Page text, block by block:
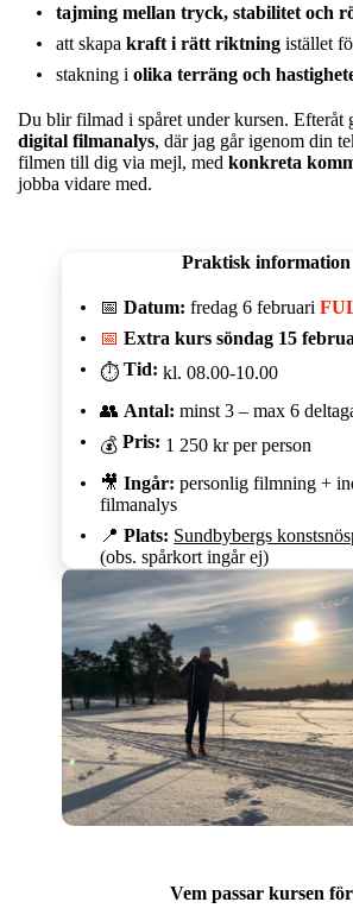
tajming mellan tryck, stabilitet och
att skapa kraft i rätt riktning istället
stakning i olika terräng och
Du blir filmad i spåret under kursen. Efteråt
digital filmanalys, där jag går igenom din
filmen till dig via mejl, med konkreta
jobba vidare med.
Praktisk information
📅Datum: fredag 6 februari
📅Extra kurs söndag 15
⏱Tid: kl. 08.00-10.00
👥 Antal: minst 3 – max 6
💰Pris: 1 250 kr per person
🎥Ingår: personlig filmning +
filmanalys
📍Plats: Sundbybergs
(obs. spårkort ingår ej)
Vem passar kursen